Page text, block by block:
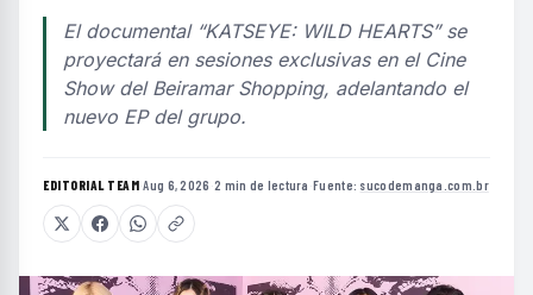
El documental “KATSEYE: WILD HEARTS” se
proyectará en sesiones exclusivas en el Cine
Show del Beiramar Shopping, adelantando el
nuevo EP del grupo.
EDITORIAL TEAM·Aug 6, 2026 ·2 min de lectura ·Fuente: sucodemanga.com.br